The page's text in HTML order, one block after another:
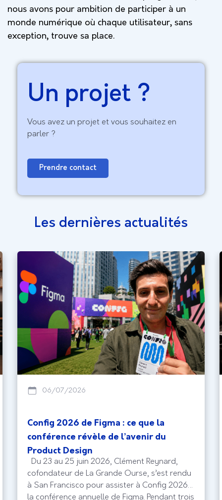
nous avons pour ambition de participer à un
monde numérique où chaque utilisateur, sans
exception, trouve sa place.
Un projet ?
Vous avez un projet et vous souhaitez en
parler ?
Prendre contact
Les dernières actualités
06/07/2026
Config 2026 de Figma : ce que la
conférence révèle de l’avenir du
Product Design
Du 23 au 25 juin 2026, Clément Reynard,
cofondateur de La Grande Ourse, s’est rendu
à San Francisco pour assister à Config 2026,
la conférence annuelle de Figma. Pendant trois